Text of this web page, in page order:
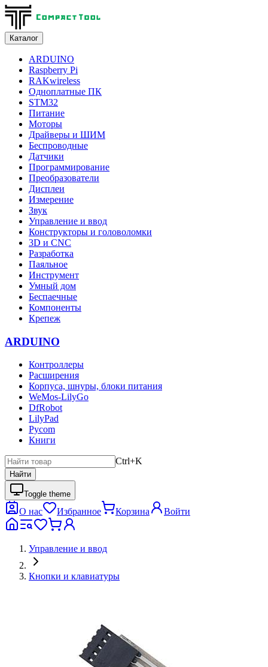
Каталог
ARDUINO
Raspberry Pi
RAKwireless
Одноплатные ПК
STM32
Питание
Моторы
Драйверы и ШИМ
Беспроводные
Датчики
Программирование
Преобразователи
Дисплеи
Измерение
Звук
Управление и ввод
Конструкторы и головоломки
3D и CNC
Разработка
Паяльное
Инструмент
Умный дом
Беспаечные
Компоненты
Крепеж
ARDUINO
Контроллеры
Расширения
Корпуса, шнуры, блоки питания
WeMos-LilyGo
DfRobot
LilyPad
Pycom
Книги
Ctrl+K
Найти
Toggle theme
О нас Избранное Корзина Войти
Управление и ввод
Кнопки и клавиатуры